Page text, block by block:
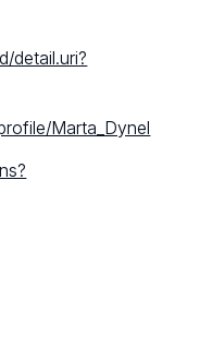
detail.uri?
Marta_Dynel